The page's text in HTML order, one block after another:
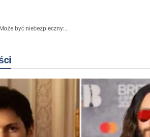
być niebezpieczny:...